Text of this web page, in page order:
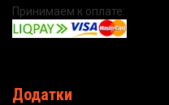
Принимаем к оплате:
Додатки